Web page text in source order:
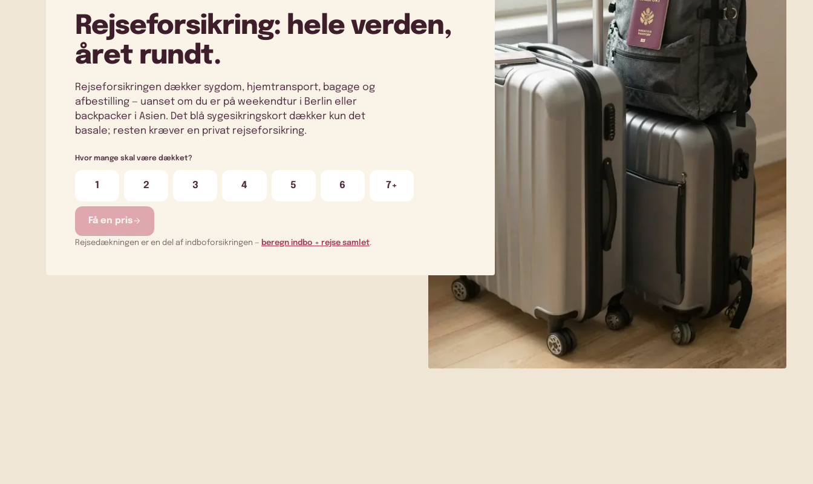
Rejseforsikring: hele verden,
året rundt.
Rejseforsikringen dækker sygdom, hjemtransport, bagage og
afbestilling — uanset om du er på weekendtur i Berlin eller
backpacker i Asien. Det blå sygesikringskort dækker kun det
basale; resten kræver en privat rejseforsikring.
Hvor mange skal være dækket?
1 2 3 4 5 6 7+
Få en pris
Rejsedækningen er en del af indboforsikringen — beregn indbo + rejse samlet.